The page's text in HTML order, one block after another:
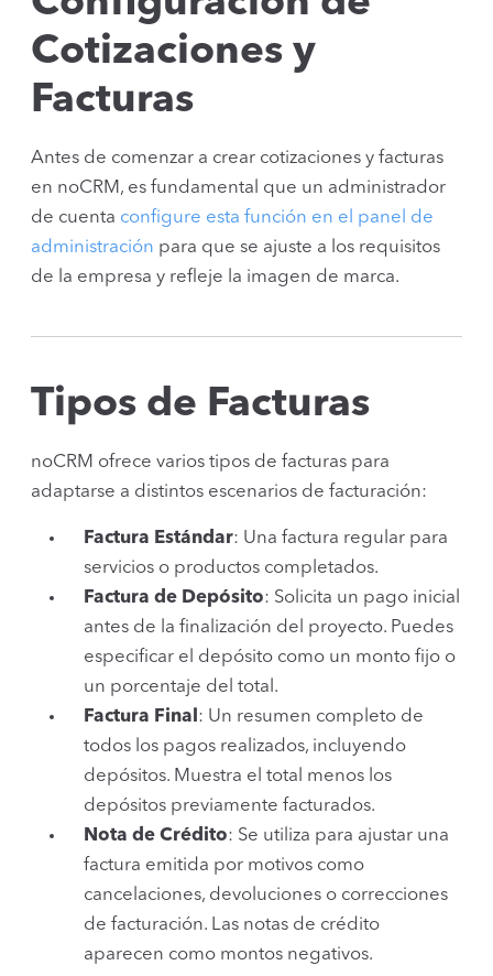
Cotizaciones y
Facturas
Antes de comenzar a crear cotizaciones y facturas
en noCRM, es fundamental que un administrador
de cuenta configure esta función en el panel de
administración para que se ajuste a los requisitos
de la empresa y refleje la imagen de marca.
Tipos de Facturas
noCRM ofrece varios tipos de facturas para
adaptarse a distintos escenarios de facturación:
Factura Estándar: Una factura regular para
servicios o productos completados.
Factura de Depósito: Solicita un pago inicial
antes de la finalización del proyecto. Puedes
especificar el depósito como un monto fijo o
un porcentaje del total.
Factura Final : Un resumen completo de
todos los pagos realizados, incluyendo
depósitos. Muestra el total menos los
depósitos previamente facturados.
Nota de Crédito: Se utiliza para ajustar una
factura emitida por motivos como
cancelaciones, devoluciones o correcciones
de facturación. Las notas de crédito
aparecen como montos negativos.